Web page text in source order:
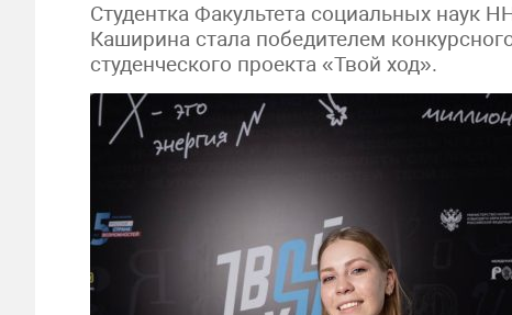
Студентка Факультета социальных
Каширина стала победителем
студенческого проекта «Твой ход».